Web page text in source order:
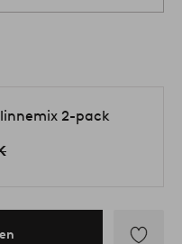
2-pack